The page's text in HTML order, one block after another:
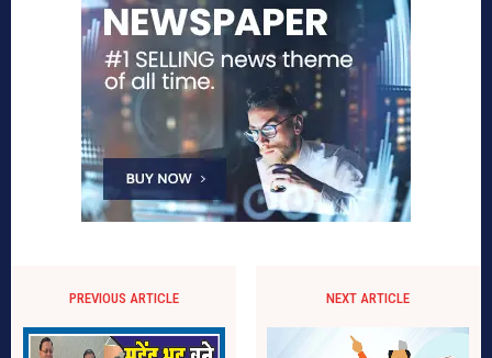
PREVIOUS ARTICLE NEXT ARTICLE